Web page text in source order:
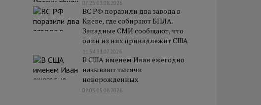
07:25 03.08.2026
ВС РФ поразили два завода в
Киеве, где собирают БПЛА.
Западные СМИ сообщают, что
один из них принадлежит США
11:34 31.07.2026
В США именем Иван ежегодно
называют тысячи
новорожденных
08:05 05.08.2026